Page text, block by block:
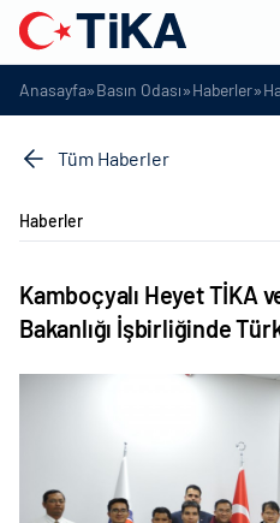
Anasayfa»Basın Odası»Haberler»
Tüm Haberler
Haberler
Kamboçyalı Heyet TİKA
Bakanlığı İşbirliğinde